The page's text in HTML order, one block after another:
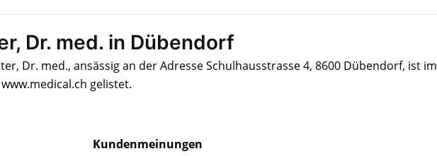
Dr. med. in Dübendorf
Dr. med., ansässig an der Adresse Schulhausstrasse 4, 8600 Dübendorf, ist im
gelistet.
Kundenmeinungen